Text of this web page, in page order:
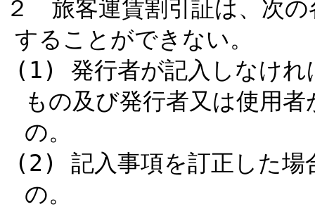
２ 旅客運賃割引証は、次
することができない。
(1) 発行者が記入しなけれ
もの及び発行者又は使用
の。
(2) 記入事項を訂正した場
の。